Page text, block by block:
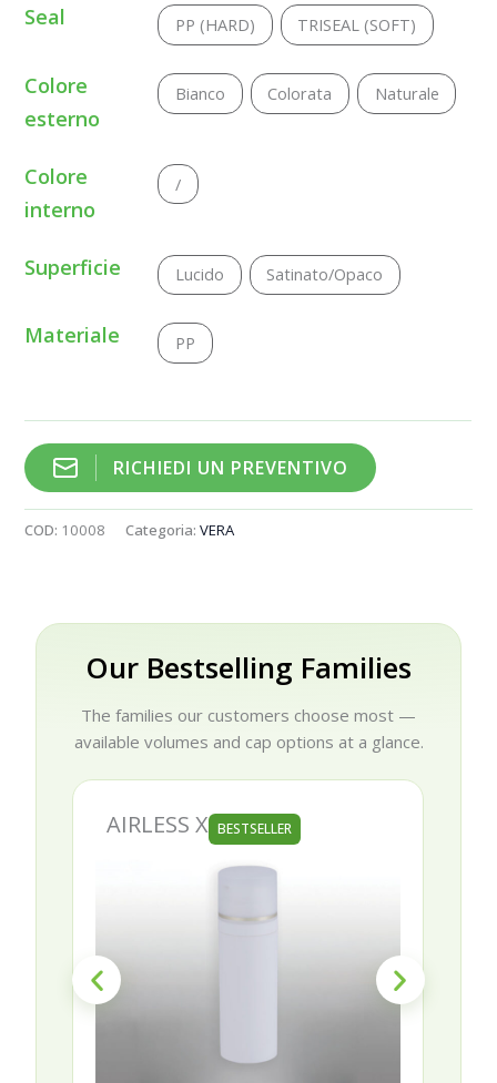
Seal PP (HARD) TRISEAL (SOFT)
Colore
esterno
Bianco Colorata Naturale
Colore
interno
/
Superficie Lucido Satinato/Opaco
Materiale PP
RICHIEDI UN PREVENTIVO
COD: 10008 Categoria:VERA
Our Bestselling Families
The families our customers choose most —
available volumes and cap options at a glance.
AIRLESS X BESTSELLER